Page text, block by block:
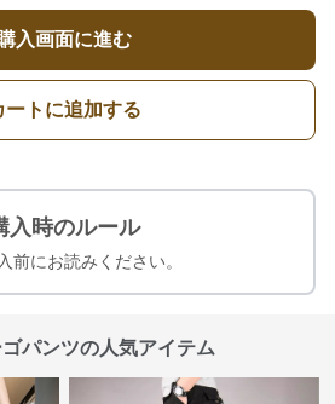
入画面に進む
ートに追加する
入時のルール
前にお読みください。
パンツの人気アイテム